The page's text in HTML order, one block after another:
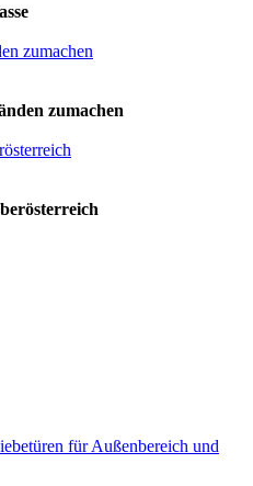
zumachen